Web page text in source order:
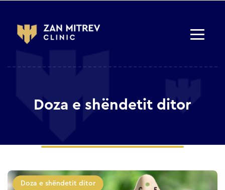
Doza e shëndetit ditor
Doza e shëndetit ditor